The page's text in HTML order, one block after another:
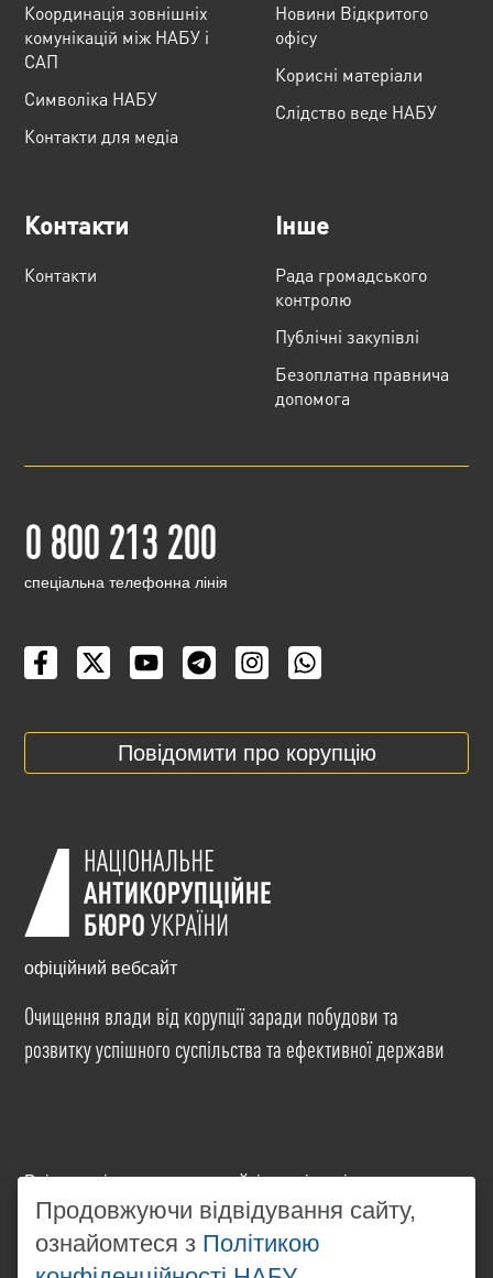
Координація зовнішніх
комунікацій між НАБУ і
САП
Cимволіка НАБУ
Контакти для медіа
Новини Відкритого
офісу
Корисні матеріали
Слідство веде НАБУ
Контакти
Контакти
Інше
Рада громадського
контролю
Публічні закупівлі
Безоплатна правнича
допомога
0 800 213 200
cпеціальна телефонна лінія
Повідомити про корупцію
офіційний вебсайт
Очищення влади від корупції заради побудови та
розвитку успішного суспільства та ефективної держави
Всі матеріали на цьому сайті розміщені на умовах
ліцензіїCreative Commons Attribution-NonCommercial-
NoDerivatives 4.0 International. Використання будь-
яких матеріалів, розміщених на сайті, дозволяється
Продовжуючи відвідування сайту,
ознайомтеся з Політикою